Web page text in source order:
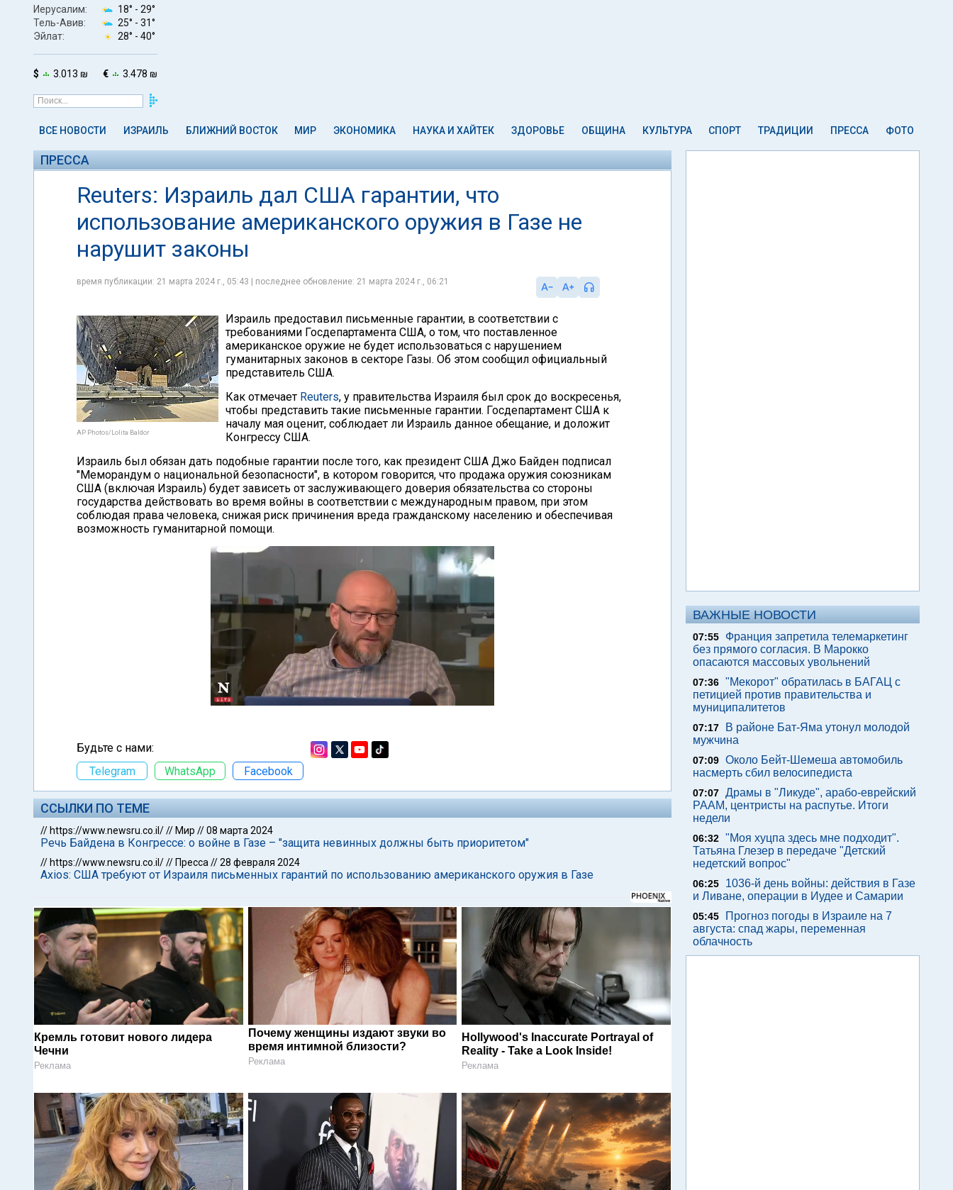
Иерусалим: 18° - 29°
Тель-Авив:
25° - 31°
Эйлат:
28° - 40°
$ 3.013 ₪ € 3.478 ₪
ВСЕ НОВОСТИ ИЗРАИЛЬ БЛИЖНИЙ ВОСТОК МИР ЭКОНОМИКА НАУКА И ХАЙТЕК ЗДОРОВЬЕ ОБЩИНА КУЛЬТУРА СПОРТ ТРАДИЦИИ ПРЕССА ФОТО
ПРЕССА
Reuters: Израиль дал США гарантии, что
использование американского оружия в Газе не
нарушит законы
время публикации: 21 марта 2024 г., 05:43 | последнее обновление: 21 марта 2024 г., 06:21
AP Photos/Lolita Baldor
Израиль предоставил письменные гарантии, в соответствии с
требованиями Госдепартамента США, о том, что поставленное
американское оружие не будет использоваться с нарушением
гуманитарных законов в секторе Газы. Об этом сообщил официальный
представитель США.
Как отмечает Reuters, у правительства Израиля был срок до воскресенья,
чтобы представить такие письменные гарантии. Госдепартамент США к
началу мая оценит, соблюдает ли Израиль данное обещание, и доложит
Конгрессу США.
Израиль был обязан дать подобные гарантии после того, как президент США Джо Байден подписал
"Меморандум о национальной безопасности", в котором говорится, что продажа оружия союзникам
США (включая Израиль) будет зависеть от заслуживающего доверия обязательства со стороны
государства действовать во время войны в соответствии с международным правом, при этом
соблюдая права человека, снижая риск причинения вреда гражданскому населению и обеспечивая
возможность гуманитарной помощи.
Будьте с нами:
Telegram
WhatsApp Facebook
ССЫЛКИ ПО ТЕМЕ
// https://www.newsru.co.il/// Мир //08 марта 2024
Речь Байдена в Конгрессе: о войне в Газе – "защита невинных должны быть приоритетом"
// https://www.newsru.co.il/// Пресса //28 февраля 2024
Axios: США требуют от Израиля письменных гарантий по использованию американского оружия в Газе
Кремль готовит нового лидера
Чечни
Реклама
Почему женщины издают звуки во
время интимной близости?
Реклама
Hollywood's Inaccurate Portrayal of
Reality - Take a Look Inside!
Реклама
ВАЖНЫЕ НОВОСТИ
07:55
Франция запретила телемаркетинг
без прямого согласия. В Марокко
опасаются массовых увольнений
07:36 "Мекорот" обратилась в БАГАЦ с
петицией против правительства и
муниципалитетов
07:17
В районе Бат-Яма утонул молодой
мужчина
07:09 Около Бейт-Шемеша автомобиль
насмерть сбил велосипедиста
07:07 Драмы в "Ликуде", арабо-еврейский
РААМ, центристы на распутье. Итоги
недели
06:32 "Моя хуцпа здесь мне подходит".
Татьяна Глезер в передаче "Детский
недетский вопрос"
06:25
1036-й день войны: действия в Газе
и Ливане, операции в Иудее и Самарии
05:45
Прогноз погоды в Израиле на 7
августа: спад жары, переменная
облачность